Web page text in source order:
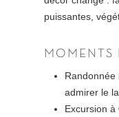
puissantes,
MOMENTS
Randonnée
admirer le
Excursion à